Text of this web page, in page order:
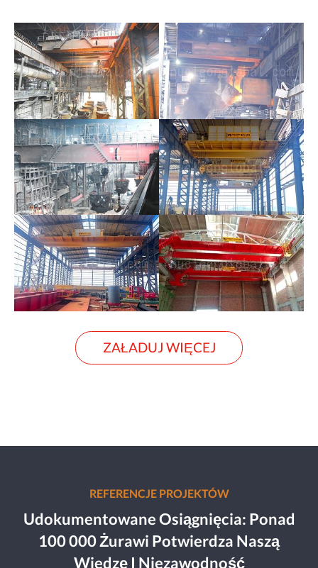
ZAŁADUJ WIĘCEJ
REFERENCJE PROJEKTÓW
Udokumentowane Osiągnięcia: Ponad
100 000 Żurawi Potwierdza Naszą
Wiedzę I Niezawodność